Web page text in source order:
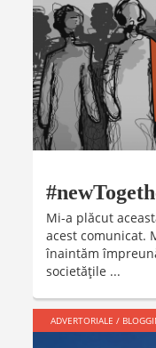
Mi-a plăcut
acest comunicat.
înaintăm
societăţile ...
ADVERTORIALE /